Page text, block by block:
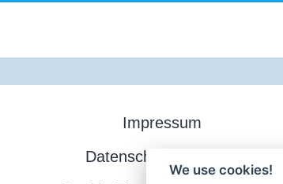
Impressum
Datenschutzerklärung
We use cookies!